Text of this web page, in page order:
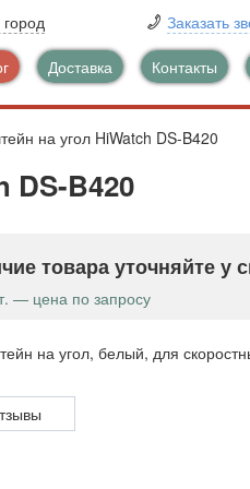
Заказать
Доставка Контакты
на угол HiWatch DS-B420
DS-B420
товара уточняйте у
— цена по запросу
на угол, белый, для